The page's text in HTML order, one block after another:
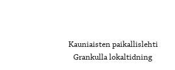
Kauniaisten paikallislehti
Grankulla lokaltidning